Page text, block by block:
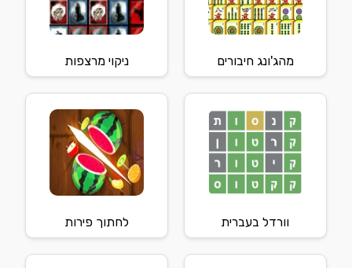
מהג'ונג חיבורים ניקוי מרצפות
וורדל בעברית לחתוך פירות